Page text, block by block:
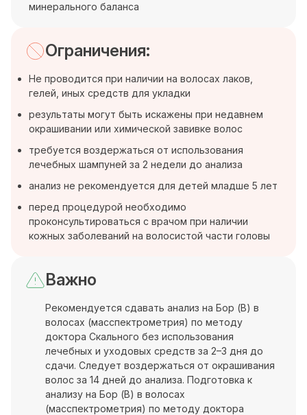
минерального баланса
Ограничения:
Не проводится при наличии на волосах лаков,
гелей, иных средств для укладки
результаты могут быть искажены при недавнем
окрашивании или химической завивке волос
требуется воздержаться от использования
лечебных шампуней за 2 недели до анализа
анализ не рекомендуется для детей младше 5 лет
перед процедурой необходимо
проконсультироваться с врачом при наличии
кожных заболеваний на волосистой части головы
Важно
Рекомендуется сдавать анализ на Бор (B) в
волосах (масспектрометрия) по методу
доктора Скального без использования
лечебных и уходовых средств за 2–3 дня до
сдачи. Следует воздержаться от окрашивания
волос за 14 дней до анализа. Подготовка к
анализу на Бор (B) в волосах
(масспектрометрия) по методу доктора